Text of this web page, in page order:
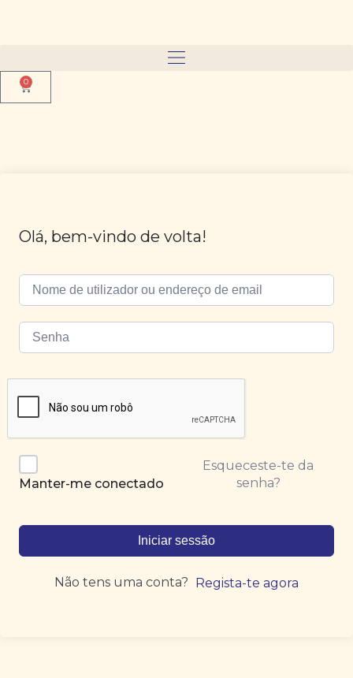
0
Olá, bem-vindo de volta!
Manter-me conectado
Esqueceste-te da
senha?
Iniciar sessão
Não tens uma conta? Regista-te agora